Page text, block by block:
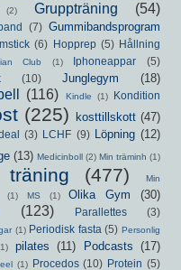
(2) Gruppträning (54)
(7) Gummibandsprogram
(6) Hopprep (5) Hållning
Club (1) Iphoneappar
(5)
(10) Junglegym (18)
(116) Kindle (1)
Kondition
(225) kosttillskott (47)
(3) LCHF (9) Löpning (12)
(13) Medicinboll (2) Min träminh (1)
(477)
Min
(1) MS (1) Olika Gym (30)
(123) Parallettes (3)
(1) Periodisk fasta (5) Personlig
pilates (11) Podcasts (17)
(1) Procedos (10) Protein (5)